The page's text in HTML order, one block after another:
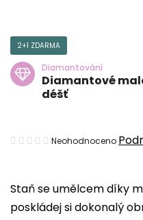
Staň se umělcem díky
poskládej si dokonalý
2+1 ZDARMA
Diamantování
Diamantové
déšť
Průměrné
je
0,0
Neohodnoceno